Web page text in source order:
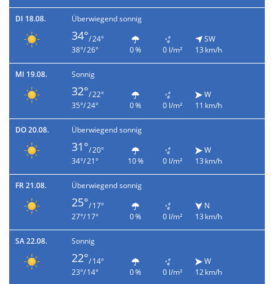
DI 18.08. Überwiegend sonnig
34°/ 24°
38°/ 26°
0 % 0 l/m²
SW
13 km/h
MI 19.08. Sonnig
32°/ 22°
35°/ 24°
0 % 0 l/m²
W
11 km/h
DO 20.08. Überwiegend sonnig
31°/ 20°
34°/ 21°
10 % 0 l/m²
W
13 km/h
FR 21.08. Überwiegend sonnig
25°/ 17°
27°/ 17°
0 % 0 l/m²
N
13 km/h
SA 22.08. Sonnig
22°/ 14°
23°/ 14°
0 % 0 l/m²
W
12 km/h